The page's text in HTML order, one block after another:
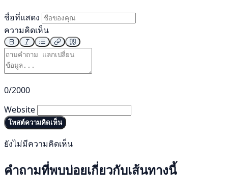
ชื่อที่แสดง
ความคิดเห็น
0/2000
Website
โพสต์ความคิดเห็น
ยังไม่มีความคิดเห็น
คำถามที่พบบ่อยเกี่ยวกับเส้นทางนี้